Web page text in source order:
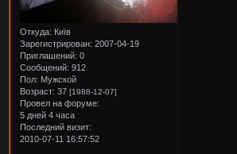
Откуда: Київ
Зарегистрирован: 2007-04-19
Приглашений: 0
Сообщений: 912
Пол: Мужской
Возраст: 37[1988-12-07]
Провел на форуме:
5 дней 4 часа
Последний визит:
2010-07-11 16:57:52